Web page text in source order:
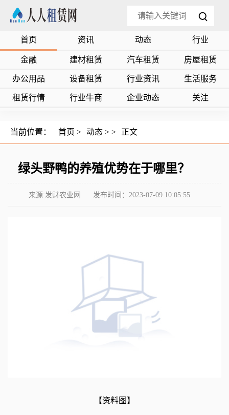
首页 资讯 动态 行业
金融 建材租赁 汽车租赁 房屋租赁
办公用品 设备租赁 行业资讯 生活服务
租赁行情 行业牛商 企业动态 关注
当前位置： 首页 > 动态 > > 正文
绿头野鸭的养殖优势在于哪里？
来源:发财农业网 发布时间：2023-07-09 10:05:55
【资料图】